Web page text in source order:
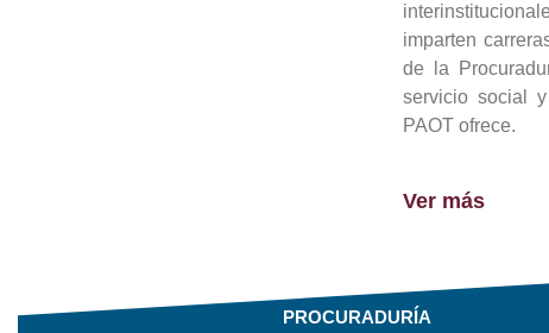
imparten
de la
servicio social
PAOT ofrece.
Ver más
PROCURADURÍA